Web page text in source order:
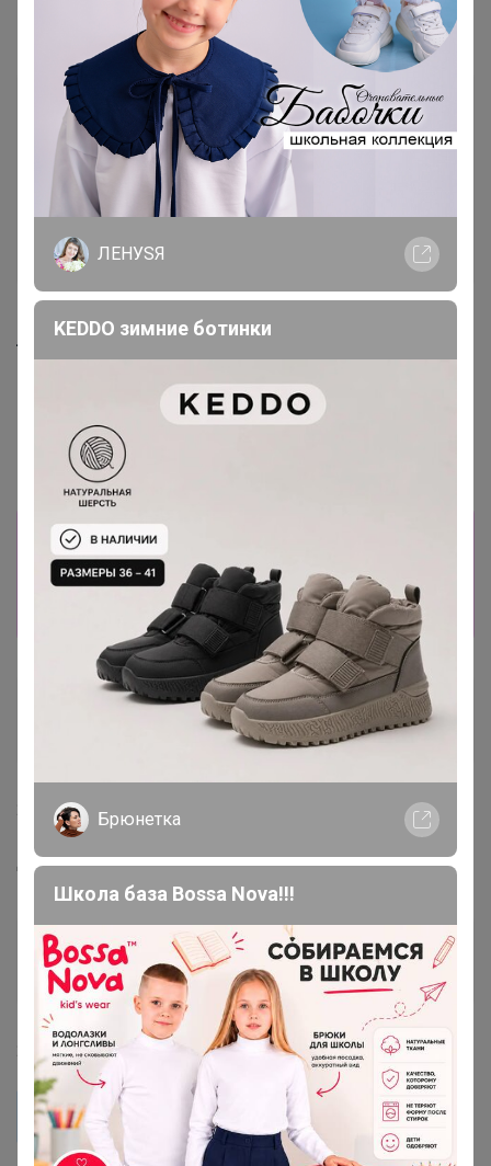
Самые желанные
Срок до 14.03.2027
760р
Лютеин с ликопином и бета-
каротином, 60 капс. NS
823р
Комплексный коллаген с
гиалуроновой кислотой,
200г, ананас
Информация о заказах доступна
лишь членам клуба
Показать
Уланова ВВ
Кандидат в магистры
24 декабря, 2021 16:10
Добрый вечер. Если заказать омегу когда прийдет?
Бонифаций
Серебряный организатор
24 декабря, 2021 20:59
Уланова ВВ
Добрый вечер. Если заказать омегу когда прийдет?
ЛЕНУSЯ
KEDDO зимние ботинки
Брюнетка
Школа база Bossa Nova!!!